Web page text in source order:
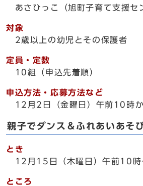
あさひっこ（旭町子育て支援セ
対象
2歳以上の幼児とその保護者
定員・定数
10組（申込先着順）
申込方法・応募方法など
12月2日（金曜日）午前10時か
親子でダンス＆ふれあいあそ
とき
12月15日（木曜日）午前10時
ところ